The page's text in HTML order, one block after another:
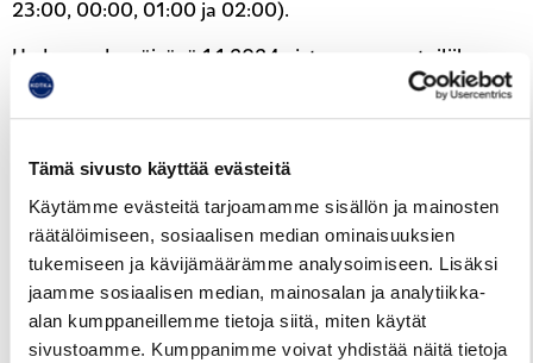
Tämä sivusto käyttää evästeitä
Käytämme evästeitä tarjoamamme sisällön ja mainosten
räätälöimiseen, sosiaalisen median ominaisuuksien
tukemiseen ja kävijämäärämme analysoimiseen. Lisäksi
jaamme sosiaalisen median, mainosalan ja analytiikka-
alan kumppaneillemme tietoja siitä, miten käytät
sivustoamme. Kumppanimme voivat yhdistää näitä tietoja
23:00, 00:00, 01:00 ja 02:00).
Uudenvuodenpäivänä 1.1.2024 ajetaan sunnuntailiikenne.
Juhlapyhät ja loma-ajat